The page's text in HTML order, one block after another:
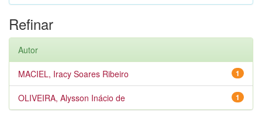
Refinar
Autor
1
MACIEL, Iracy Soares Ribeiro
1
OLIVEIRA, Alysson Inácio de